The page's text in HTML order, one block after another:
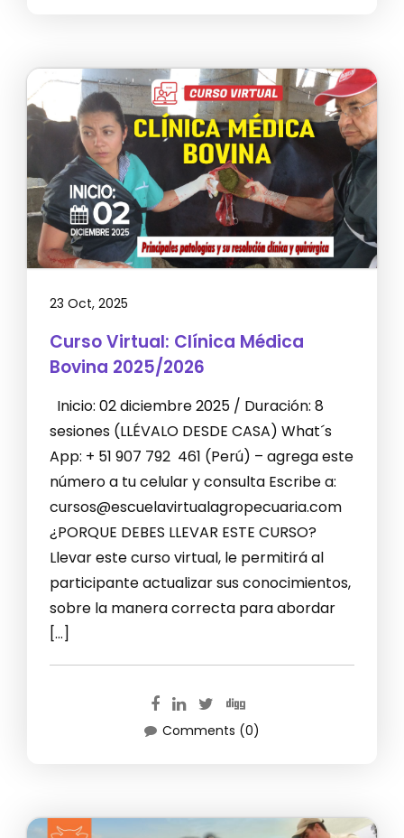
23 Oct, 2025
Curso Virtual: Clínica Médica
Bovina 2025/2026
Inicio: 02 diciembre 2025 / Duración: 8
sesiones (LLÉVALO DESDE CASA) What´s
App: + 51 907 792 461 (Perú) – agrega este
número a tu celular y consulta Escribe a:
cursos@escuelavirtualagropecuaria.com
¿PORQUE DEBES LLEVAR ESTE CURSO?
Llevar este curso virtual, le permitirá al
participante actualizar sus conocimientos,
sobre la manera correcta para abordar
[…]
Comments (0)